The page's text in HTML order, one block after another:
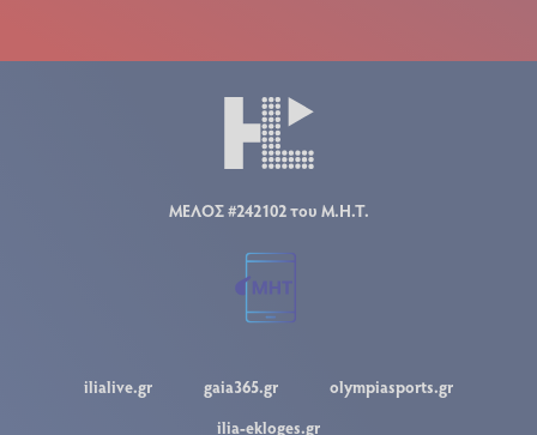
ΜΕΛΟΣ #242102 του Μ.Η.Τ.
ilialive.gr gaia365.gr
olympiasports.gr
ilia-ekloges.gr